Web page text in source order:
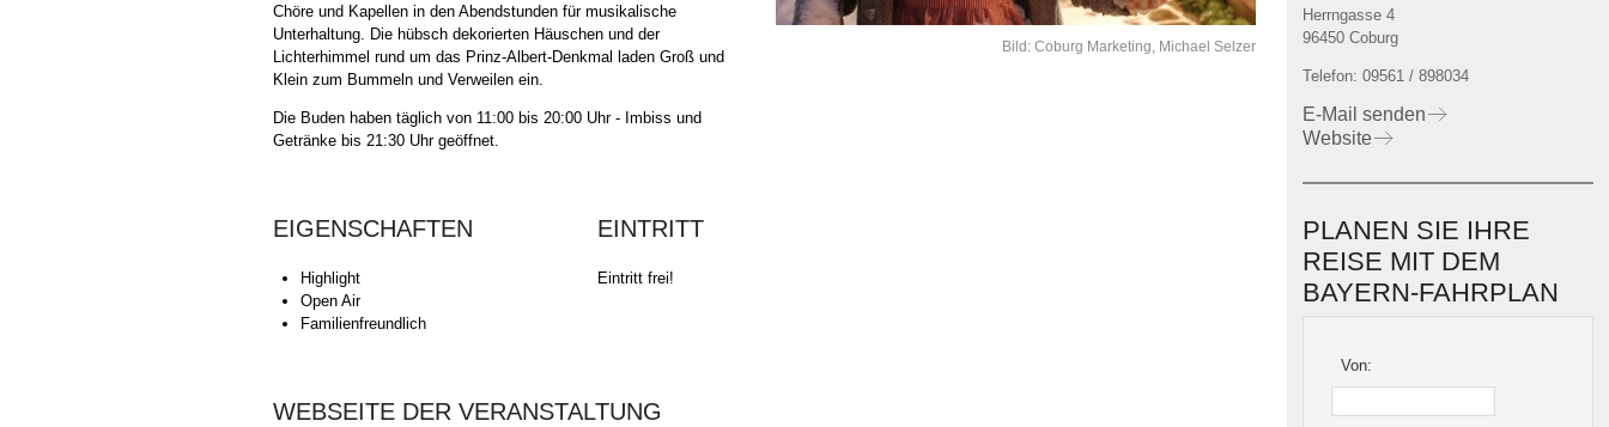
Herrngasse 4
96450 Coburg
Telefon: 09561 / 898034
E-Mail senden
Website
PLANEN SIE IHRE
REISE MIT DEM
BAYERN-FAHRPLAN
Von:
Chöre und Kapellen in den Abendstunden für musikalische
Unterhaltung. Die hübsch dekorierten Häuschen und der
Lichterhimmel rund um das Prinz-Albert-Denkmal laden Groß und
Klein zum Bummeln und Verweilen ein.
Die Buden haben täglich von 11:00 bis 20:00 Uhr - Imbiss und
Getränke bis 21:30 Uhr geöffnet.
Bild: Coburg Marketing, Michael Selzer
EIGENSCHAFTEN
Highlight
Open Air
Familienfreundlich
EINTRITT
Eintritt frei!
WEBSEITE DER VERANSTALTUNG